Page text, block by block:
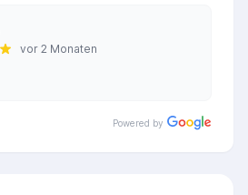
vor 2 Monaten
Powered by